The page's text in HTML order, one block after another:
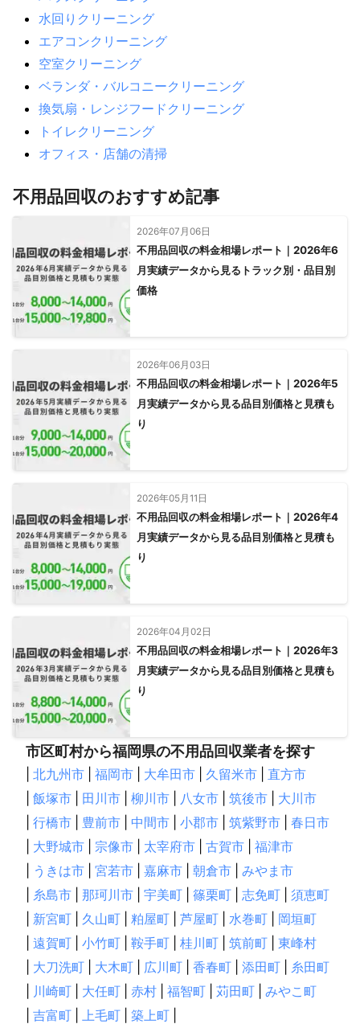
水回りクリーニング
エアコンクリーニング
空室クリーニング
ベランダ・バルコニークリーニング
換気扇・レンジフードクリーニング
トイレクリーニング
オフィス・店舗の清掃
不用品回収のおすすめ記事
2026年07月06日
不用品回収の料金相場レポート｜2026年6
月実績データから見るトラック別・品目別
価格
2026年06月03日
不用品回収の料金相場レポート｜2026年5
月実績データから見る品目別価格と見積も
り
2026年05月11日
不用品回収の料金相場レポート｜2026年4
月実績データから見る品目別価格と見積も
り
2026年04月02日
不用品回収の料金相場レポート｜2026年3
月実績データから見る品目別価格と見積も
り
市区町村から福岡県の不用品回収業者を探す
北九州市 福岡市 大牟田市 久留米市
直方市
飯塚市 田川市 柳川市 八女市 筑後市
大川市
行橋市 豊前市 中間市 小郡市 筑紫野市
春日市
大野城市 宗像市 太宰府市 古賀市
福津市
うきは市 宮若市 嘉麻市 朝倉市
みやま市
糸島市 那珂川市 宇美町 篠栗町 志免町
須恵町
新宮町 久山町 粕屋町 芦屋町 水巻町
岡垣町
遠賀町 小竹町 鞍手町 桂川町 筑前町
東峰村
大刀洗町 大木町 広川町 香春町 添田町
糸田町
川崎町 大任町 赤村 福智町 苅田町
みやこ町
吉富町 上毛町 築上町